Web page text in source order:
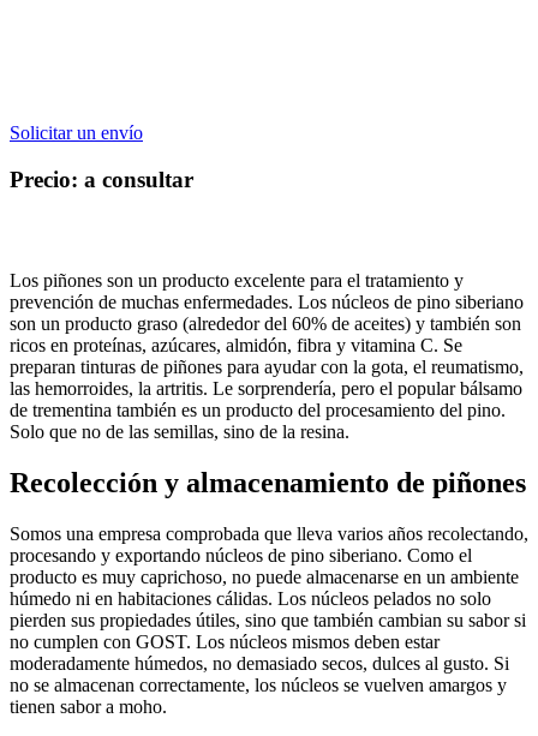
Solicitar un envío
Precio: a consultar
Los piñones son un producto excelente para el tratamiento y
prevención de muchas enfermedades. Los núcleos de pino siberiano
son un producto graso (alrededor del 60% de aceites) y también son
ricos en proteínas, azúcares, almidón, fibra y vitamina C. Se
preparan tinturas de piñones para ayudar con la gota, el reumatismo,
las hemorroides, la artritis. Le sorprendería, pero el popular bálsamo
de trementina también es un producto del procesamiento del pino.
Solo que no de las semillas, sino de la resina.
Recolección y almacenamiento de piñones
Somos una empresa comprobada que lleva varios años recolectando,
procesando y exportando núcleos de pino siberiano. Como el
producto es muy caprichoso, no puede almacenarse en un ambiente
húmedo ni en habitaciones cálidas. Los núcleos pelados no solo
pierden sus propiedades útiles, sino que también cambian su sabor si
no cumplen con GOST. Los núcleos mismos deben estar
moderadamente húmedos, no demasiado secos, dulces al gusto. Si
no se almacenan correctamente, los núcleos se vuelven amargos y
tienen sabor a moho.